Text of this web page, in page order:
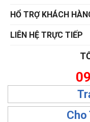
HỔ TRỢ KHÁCH
LIÊN HỆ TRỰC TIẾP
Cho